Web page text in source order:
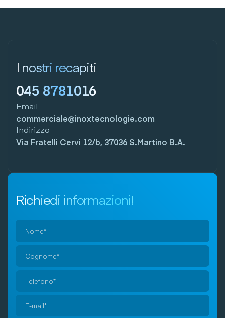
I nostri recapiti
045 8781016
Email
commerciale@inoxtecnologie.com
Indirizzo
Via Fratelli Cervi 12/b, 37036 S.Martino B.A.
Richiedi informazioni!